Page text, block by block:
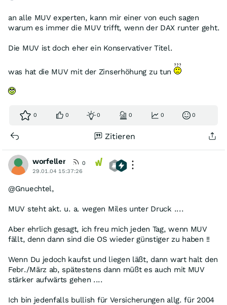
an alle MUV experten, kann mir einer von euch sagen
warum es immer die MUV trifft, wenn der DAX runter geht.
Die MUV ist doch eher ein Konservativer Titel.
was hat die MUV mit der Zinserhöhung zu tun
0 0 0 0 0 0
Zitieren
worfeller
0
29.01.04 15:37:26
@Gnuechtel,
MUV steht akt. u. a. wegen Miles unter Druck ....
Aber ehrlich gesagt, ich freu mich jeden Tag, wenn MUV
fällt, denn dann sind die OS wieder günstiger zu haben !!
Wenn Du jedoch kaufst und liegen läßt, dann wart halt den
Febr./März ab, spätestens dann müßt es auch mit MUV
stärker aufwärts gehen ....
Ich bin jedenfalls bullish für Versicherungen allg. für 2004